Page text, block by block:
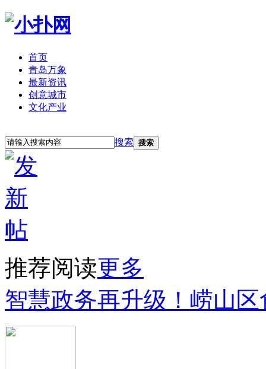
首页
青岛万象
最新资讯
创意城市
文化产业
搜索 搜索
推荐阅读更多
智慧政务再升级！崂山